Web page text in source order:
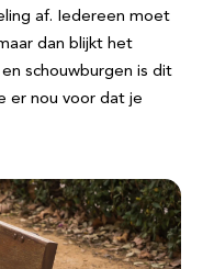
af. Iedereen moet
dan blijkt het
schouwburgen is dit
er nou voor dat je